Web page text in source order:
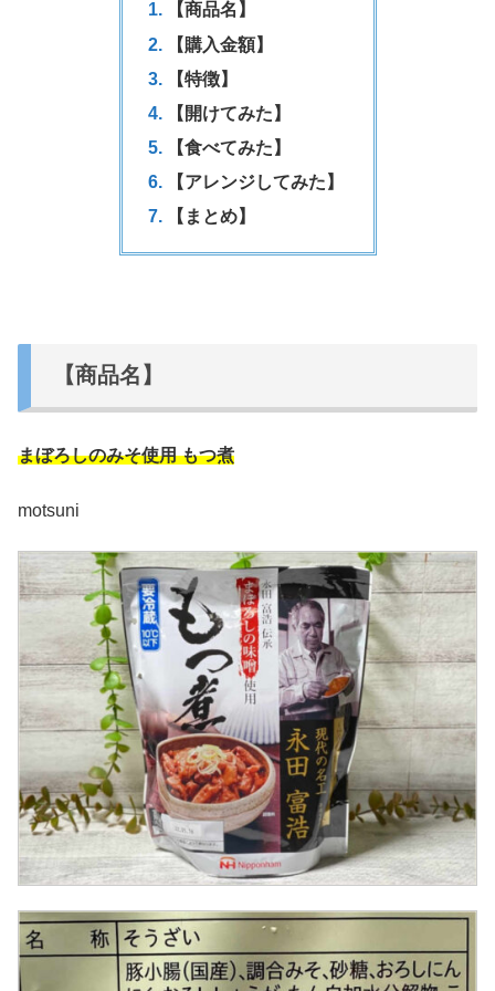
【商品名】
【購入金額】
【特徴】
【開けてみた】
【食べてみた】
【アレンジしてみた】
【まとめ】
【商品名】
まぼろしのみそ使用 もつ煮
motsuni